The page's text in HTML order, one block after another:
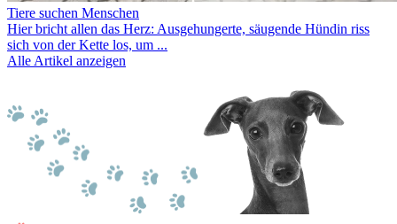
Tiere suchen Menschen
Hier bricht allen das Herz: Ausgehungerte, säugende Hündin riss
sich von der Kette los, um ...
Alle Artikel anzeigen